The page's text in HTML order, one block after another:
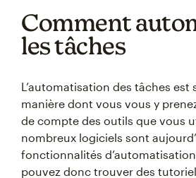
Comment
les tâches
L’automatisation des tâches est
manière dont vous vous y
de compte des outils que vous
nombreux logiciels sont
fonctionnalités
pouvez donc trouver des